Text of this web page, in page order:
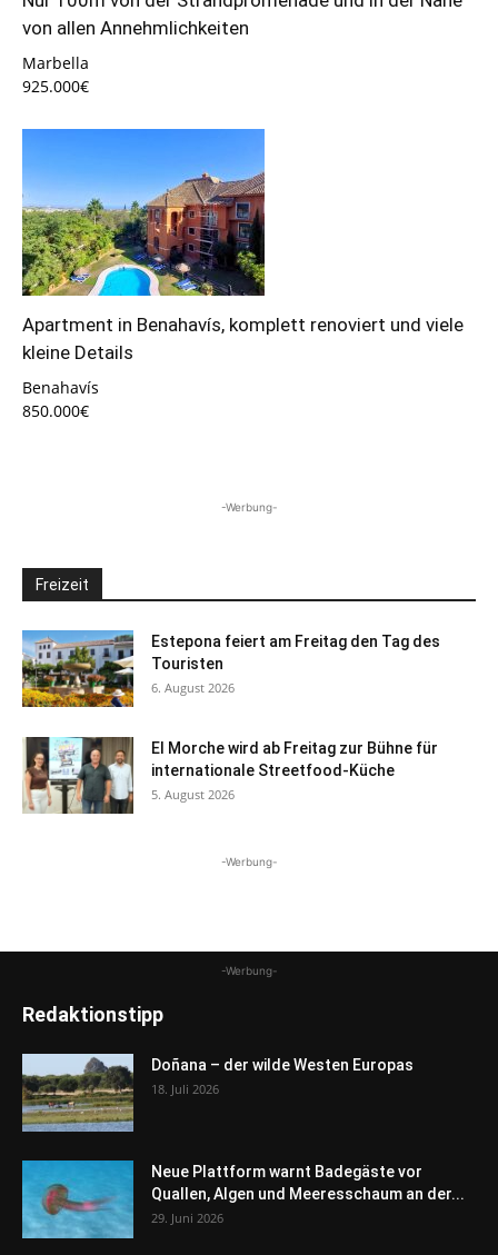
von allen Annehmlichkeiten
Marbella
925.000€
Apartment in Benahavís, komplett renoviert und viele
kleine Details
Benahavís
850.000€
-Werbung-
Freizeit
Estepona feiert am Freitag den Tag des
Touristen
6. August 2026
El Morche wird ab Freitag zur Bühne für
internationale Streetfood-Küche
5. August 2026
-Werbung-
-Werbung-
Redaktionstipp
Doñana – der wilde Westen Europas
18. Juli 2026
Neue Plattform warnt Badegäste vor
Quallen, Algen und Meeresschaum an der...
29. Juni 2026